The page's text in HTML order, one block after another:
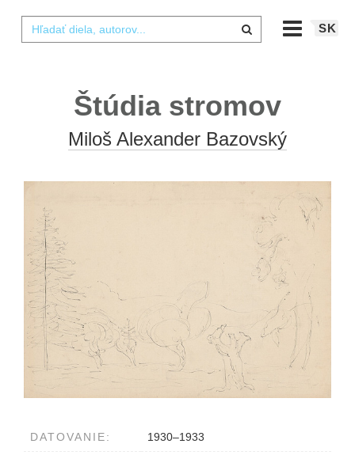
SK
Štúdia stromov
Miloš Alexander Bazovský
DATOVANIE: 1930–1933